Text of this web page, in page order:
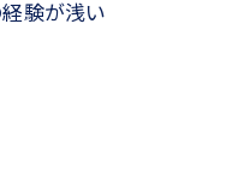
験が浅い